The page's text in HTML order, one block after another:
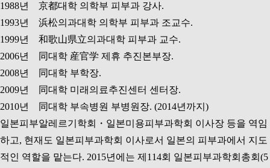
1988년 京都대학 의학부 피부과 강사.
1993년 浜松의과대학 의학부 피부과 조교수.
1999년 和歌山県立의과대학 피부과 교수.
2006년 同대학 産官学 제휴 추진본부장.
2008년 同대학 부학장.
2009년 同대학 미래의료추진센터 센터장.
2010년 同대학 부속병원 부병원장. (2014년까지)
일본피부알레르기학회・일본미용피부과학회 이사장 등을 역임
하고, 현재도 일본피부과학회 이사로서 일본의 피부과에서 지도
적인 역할을 맡는다. 2015년에는 제114회 일본피부과학회총회(5